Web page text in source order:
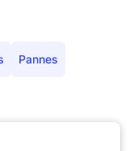
Pannes